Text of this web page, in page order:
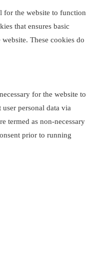
for the website to function
that ensures basic
These cookies do
for the website to
personal data via
termed as non-necessary
prior to running